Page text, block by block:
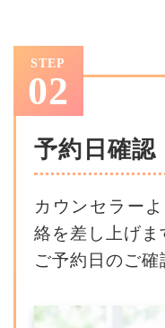
STEP
02
予約日確認
カウンセラー
絡を差し上げま
ご予約日のご確